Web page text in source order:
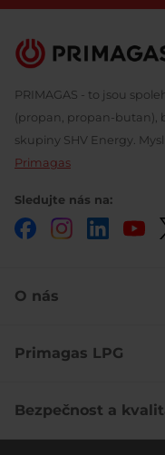
PRIMAGAS - to jsou
(propan, propan-butan),
skupiny SHV Energy.
Primagas
Sledujte nás na:
FacebookInstagram
O nás
Primagas LPG
Bezpečnost a